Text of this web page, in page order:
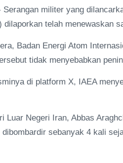
Serangan militer yang
dilaporkan telah menewaskan
Badan Energi Atom
tidak menyebabkan
di platform X, IAEA
Luar Negeri Iran, Abbas
dibombardir sebanyak 4 kali